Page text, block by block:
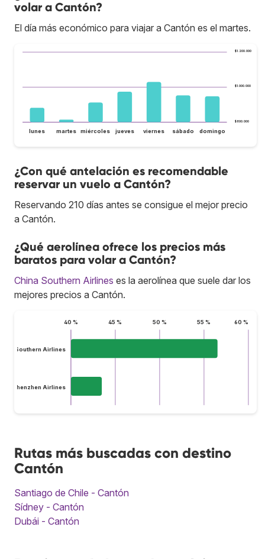
volar a Cantón?
El día más económico para viajar a Cantón es el martes.
$800.000
$1.000.000
$1.200.000
lunes martes miércoles jueves viernes sábado domingo
¿Con qué antelación es recomendable
reservar un vuelo a Cantón?
Reservando 210 días antes se consigue el mejor precio
a Cantón.
¿Qué aerolínea ofrece los precios más
baratos para volar a Cantón?
China Southern Airlines es la aerolínea que suele dar los
mejores precios a Cantón.
40 % 45 % 50 % 55 % 60 %
Southern Airlines
Shenzhen Airlines
Rutas más buscadas con destino
Cantón
Santiago de Chile - Cantón
Sídney - Cantón
Dubái - Cantón